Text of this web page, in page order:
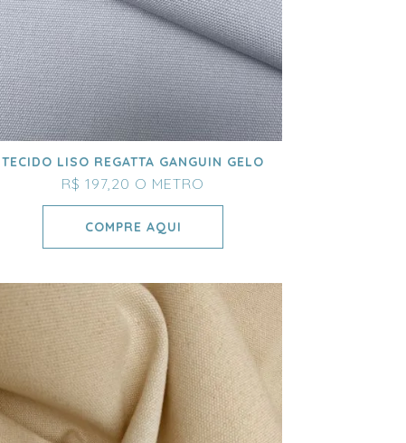
TECIDO LISO REGATTA GANGUIN GELO
R$ 197,20 O METRO
COMPRE AQUI